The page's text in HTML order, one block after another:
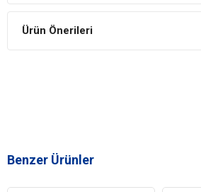
Hafif kumaşı sayesinde yürüyüşlerde
Ürün Önerileri
Benzer Ürünler